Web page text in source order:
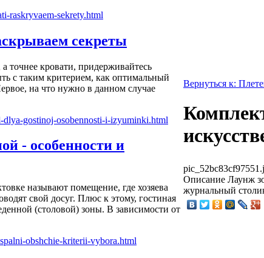
секреты
точнее кровати, придерживайтесь
с таким критерием, как оптимальный
на что нужно в данном случае
- особенности и
называют помещение, где хозяева
свой досуг. Плюс к этому, гостиная
(столовой) зоны. В зависимости от
Вернуться к:
Описание Лаунж
журнальный